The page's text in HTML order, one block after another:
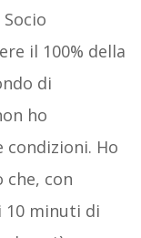
il 100% della
di
ho
Ho
con
10 minuti di